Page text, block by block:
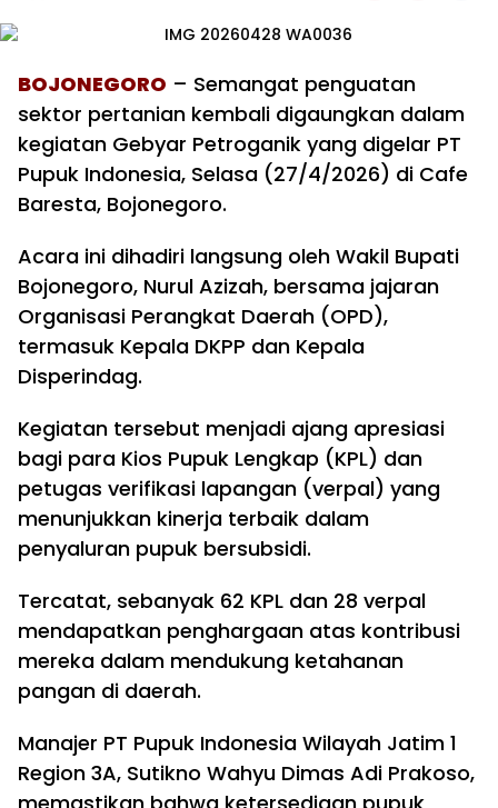
BOJONEGORO – Semangat penguatan
sektor pertanian kembali digaungkan dalam
kegiatan Gebyar Petroganik yang digelar PT
Pupuk Indonesia, Selasa (27/4/2026) di Cafe
Baresta, Bojonegoro.
Acara ini dihadiri langsung oleh Wakil Bupati
Bojonegoro, Nurul Azizah, bersama jajaran
Organisasi Perangkat Daerah (OPD),
termasuk Kepala DKPP dan Kepala
Disperindag.
Kegiatan tersebut menjadi ajang apresiasi
bagi para Kios Pupuk Lengkap (KPL) dan
petugas verifikasi lapangan (verpal) yang
menunjukkan kinerja terbaik dalam
penyaluran pupuk bersubsidi.
Tercatat, sebanyak 62 KPL dan 28 verpal
mendapatkan penghargaan atas kontribusi
mereka dalam mendukung ketahanan
pangan di daerah.
Manajer PT Pupuk Indonesia Wilayah Jatim 1
Region 3A, Sutikno Wahyu Dimas Adi Prakoso,